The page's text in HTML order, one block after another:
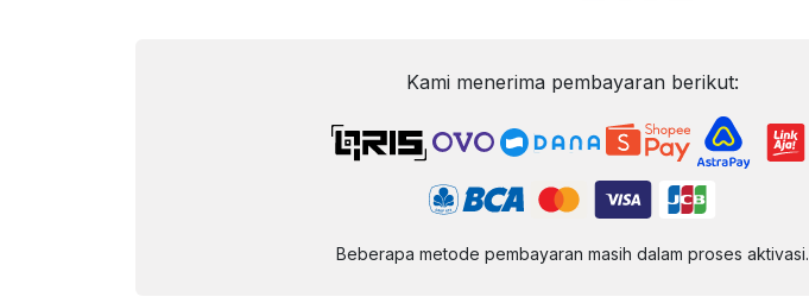
Kami menerima pembayaran berikut:
Beberapa metode pembayaran masih dalam proses aktivasi.